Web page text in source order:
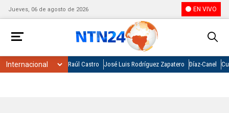
Jueves, 06 de agosto de 2026 EN VIVO
Raúl Castro José Luis Rodríguez Zapatero Díaz-Canel